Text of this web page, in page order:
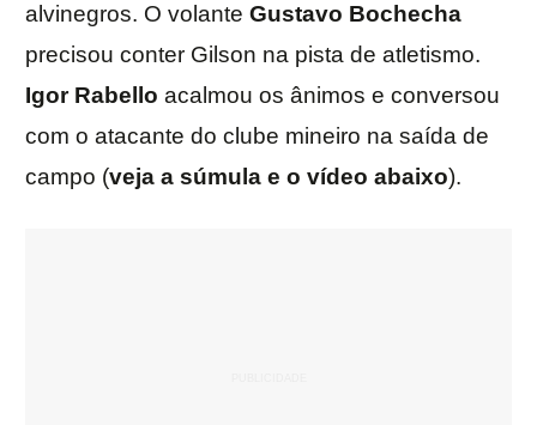
alvinegros. O volante Gustavo Bochecha
precisou conter Gilson na pista de atletismo.
Igor Rabello acalmou os ânimos e conversou
com o atacante do clube mineiro na saída de
campo (veja a súmula e o vídeo abaixo).